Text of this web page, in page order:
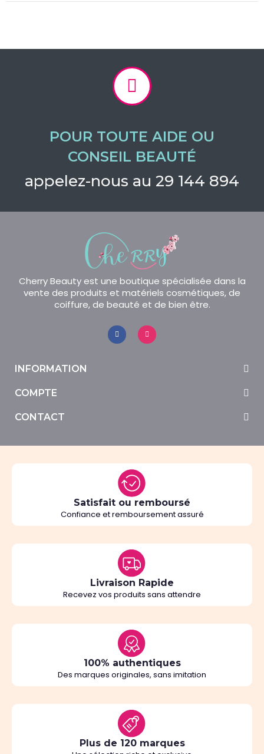
POUR TOUTE AIDE OU
CONSEIL BEAUTÉ
appelez-nous au 29 144 894
Cherry Beauty est une boutique spécialisée dans la
vente des produits et matériels cosmétiques, de
coiffure, de beauté et de bien être.
INFORMATION
COMPTE
CONTACT
Satisfait ou remboursé
Confiance et remboursement assuré
Livraison Rapide
Recevez vos produits sans attendre
100% authentiques
Des marques originales, sans imitation
Plus de 120 marques